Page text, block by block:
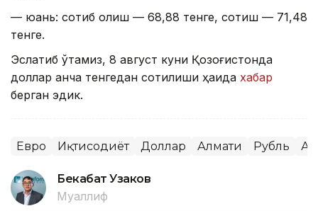
— юань: сотиб олиш — 68,88 тенге, сотиш — 71,48
тенге.
Эслатиб ўтамиз, 8 август куни Қозоғистонда
доллар қанча тенгедан сотилиши ҳақида хабар
берган эдик.
Евро Иқтисодиёт Доллар Алмати Рубль
Бекабат Узаков
Муаллиф